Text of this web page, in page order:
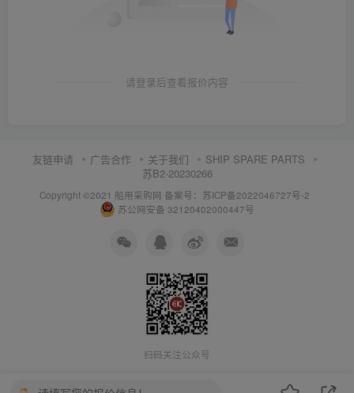
请登录后查看报价内容
友链申请 广告合作 关于我们
SHIP SPARE PARTS
苏B2-20230266
Copyright ©2021 船用采购网 备案号：苏ICP备2022046727号-2
苏公网安备 32120402000447号
扫码关注公众号